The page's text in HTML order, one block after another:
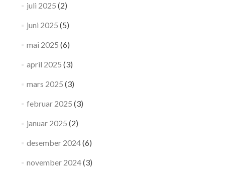
juli 2025 (2)
juni 2025 (5)
mai 2025 (6)
april 2025 (3)
mars 2025 (3)
februar 2025 (3)
januar 2025 (2)
desember 2024(6)
november 2024(3)